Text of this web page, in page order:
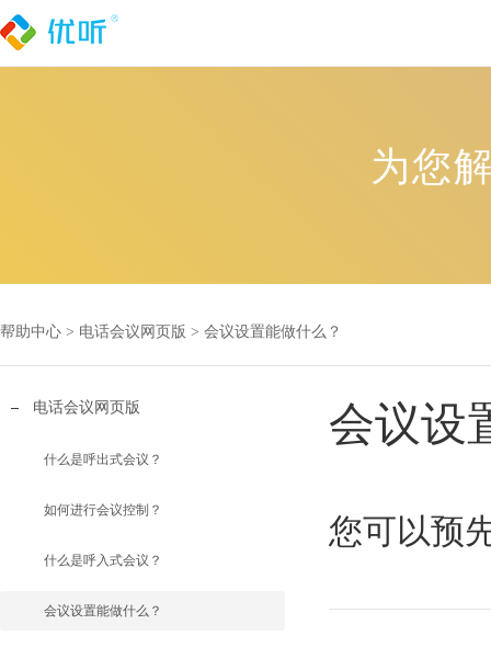
为您
帮助中心 > 电话会议网页版 > 会议设置能做什么？
电话会议网页版
什么是呼出式会议？
如何进行会议控制？
什么是呼入式会议？
会议设置能做什么？
会议设
您可以预